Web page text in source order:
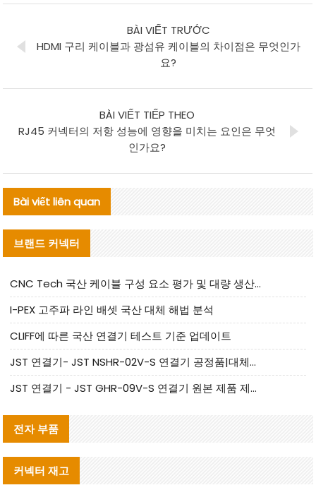
BÀI VIẾT TRƯỚC
HDMI 구리 케이블과 광섬유 케이블의 차이점은 무엇인가
요?
BÀI VIẾT TIẾP THEO
RJ45 커넥터의 저항 성능에 영향을 미치는 요인은 무엇
인가요?
Bài viết liên quan
브랜드 커넥터
CNC Tech 국산 케이블 구성 요소 평가 및 대량 생산 적합성 가이드
I-PEX 고주파 라인 배셋 국산 대체 해법 분석
CLIFF에 따른 국산 연결기 테스트 기준 업데이트
JST 연결기- JST NSHR-02V-S 연결기 공정품|대체품 제공
JST 연결기 - JST GHR-09V-S 연결기 원본 제품 제공 | 대체품 제공
전자 부품
커넥터 재고